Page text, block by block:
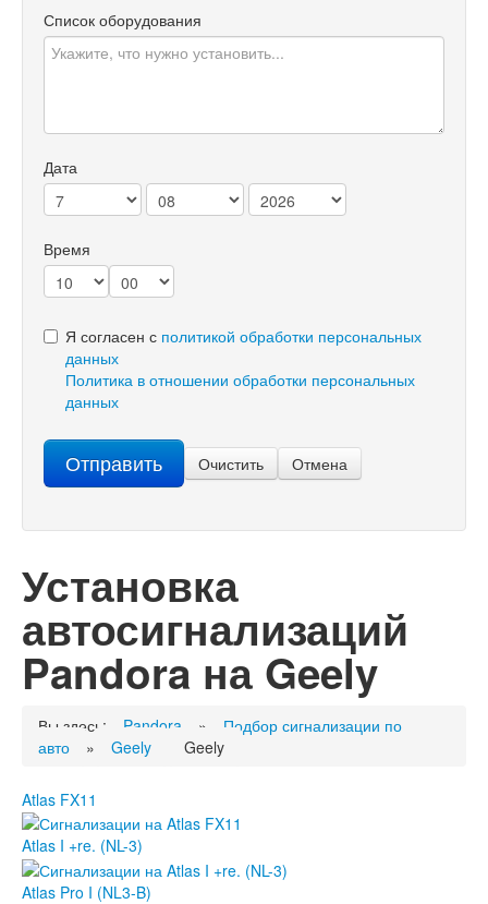
Список оборудования
Дата
Время
Я согласен с политикой обработки персональных
данных
Политика в отношении обработки персональных
данных
Отправить Очистить Отмена
Установка
автосигнализаций
Pandora на Geely
Вы здесь: Pandora »
Подбор сигнализации по
авто
» Geely Geely
Atlas FX11
Atlas I +re. (NL-3)
Atlas Pro I (NL3-B)